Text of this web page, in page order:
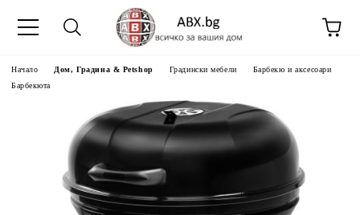
Начало Дом, Градина & Petshop Градински мебели
Барбекю и аксесоари
Барбекюта